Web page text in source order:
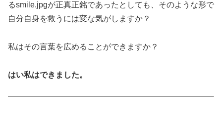
るsmile.jpgが正真正銘であったとしても、そのような形で
自分自身を救うには変な気がしますか？
私はその言葉を広めることができますか？
はい私はできました。